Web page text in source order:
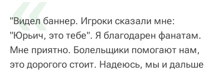
"Видел баннер. Игроки сказали мне:
"Юрьич, это тебе". Я благодарен фанатам.
Мне приятно. Болельщики помогают нам,
это дорогого стоит. Надеюсь, мы и дальше